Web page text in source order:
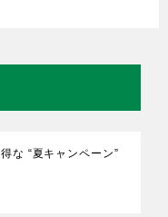
な “夏キャンペーン”